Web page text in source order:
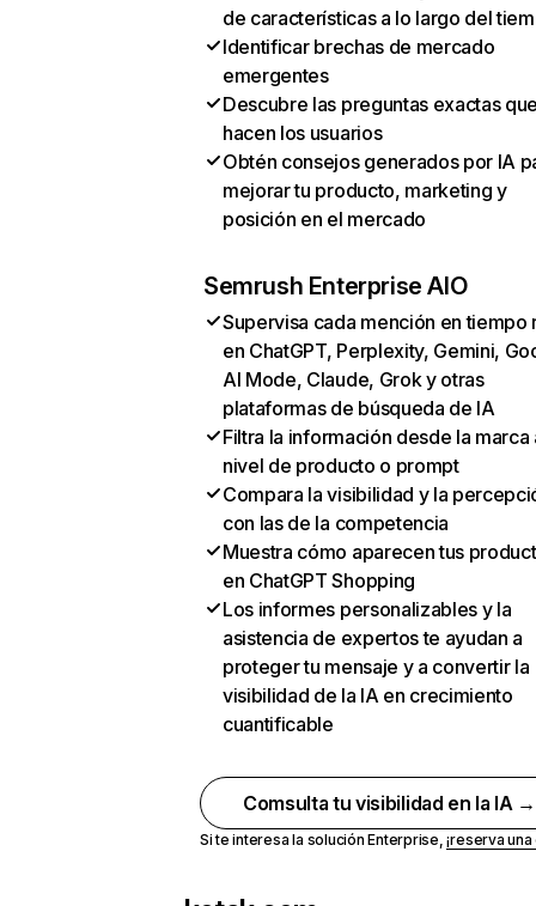
de características a lo largo del
Identificar brechas de mercado
emergentes
Descubre las preguntas exactas
hacen los usuarios
Obtén consejos generados por IA
mejorar tu producto, marketing y
posición en el mercado
Semrush Enterprise AIO
Supervisa cada mención en tiempo
en ChatGPT, Perplexity, Gemini,
AI Mode, Claude, Grok y otras
plataformas de búsqueda de IA
Filtra la información desde la marca
nivel de producto o prompt
Compara la visibilidad y la
con las de la competencia
Muestra cómo aparecen tus
en ChatGPT Shopping
Los informes personalizables y la
asistencia de expertos te ayudan a
proteger tu mensaje y a convertir la
visibilidad de la IA en crecimiento
cuantificable
Comsulta tu visibilidad en la IA →
Si te interesa la solución Enterprise,¡reserva